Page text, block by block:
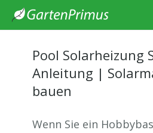
Pool Solarheizung
Anleitung |
bauen
Wenn Sie ein